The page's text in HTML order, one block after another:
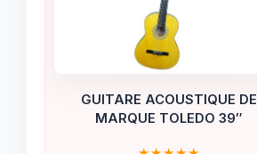
GUITARE ACOUSTIQUE DE
MARQUE TOLEDO 39″